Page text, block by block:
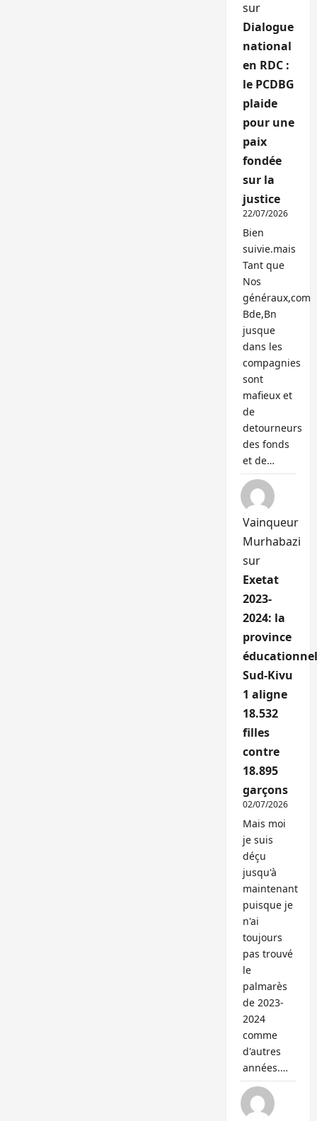
sur
Dialogue
national
en RDC :
le PCDBG
plaide
pour une
paix
fondée
sur la
justice
22/07/2026
Bien
suivie.mais
Tant que
Nos
généraux,com
Bde,Bn
jusque
dans les
compagnies
sont
mafieux et
de
detourneurs
des fonds
et de…
Vainqueur
Murhabazi
sur
Exetat
2023-
2024: la
province
Sud-Kivu
1 aligne
18.532
filles
contre
18.895
garçons
02/07/2026
Mais moi
je suis
déçu
jusqu'à
maintenant
puisque je
n'ai
toujours
pas trouvé
le
palmarès
de 2023-
2024
comme
d'autres
années.…